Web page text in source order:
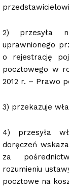
2) przesyła
uprawnionego
o rejestrację
pocztowego w
2012 r. – Prawo
3) przekazuje
4) przesyła
doręczeń
za
rozumieniu
pocztowe na